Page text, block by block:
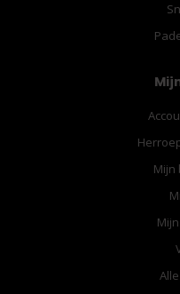
Mijn